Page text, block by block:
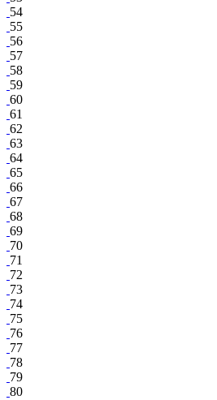
54
55
56
57
58
59
60
61
62
63
64
65
66
67
68
69
70
71
72
73
74
75
76
77
78
79
80